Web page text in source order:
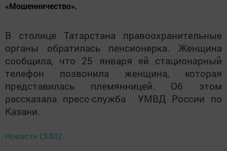
«Мошенничество».
В столице Татарстана правоохранительные
органы обратилась пенсионерка. Женщина
сообщила, что 25 января ей стационарный
телефон позвонила женщина, которая
представилась племянницей. Об этом
рассказала пресс-служба УМВД России по
Казани.
Новости СМИ2